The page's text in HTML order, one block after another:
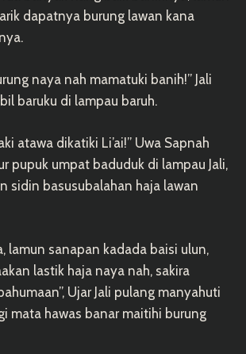
dapatnya burung lawan kana
naya nah mamatuki banih!” Jali
baruku di lampau baruh.
atawa dikatiki Li’ai!” Uwa Sapnah
pupuk umpat baduduk di lampau Jali,
sidin basusubalahan haja lawan
lamun sanapan kadada baisi ulun,
lastik haja naya nah, sakira
Ujar Jali pulang manyahuti
mata hawas banar maitihi burung